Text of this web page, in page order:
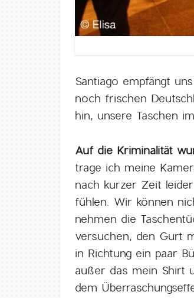
Santiago empfängt
noch frischen
hin, unsere Taschen
Auf die Kriminalität
trage ich meine
nach kurzer Zeit
fühlen. Wir können
nehmen die
versuchen, den Gurt
in Richtung ein paar
außer das mein Shirt
dem